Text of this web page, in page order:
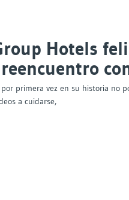
Hotels
primera vez en su historia no
a cuidarse,